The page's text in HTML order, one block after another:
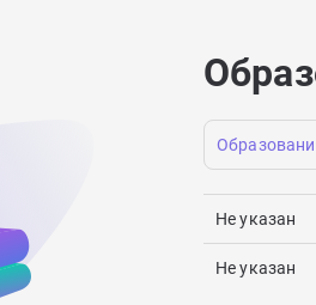
Не указан
Не указан